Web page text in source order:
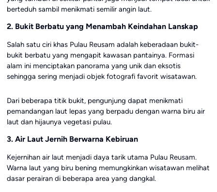
berteduh sambil menikmati semilir angin laut.
2. Bukit Berbatu yang Menambah Keindahan Lanskap
Salah satu ciri khas Pulau Reusam adalah keberadaan bukit-
bukit berbatu yang mengapit kawasan pantainya. Formasi
alam ini menciptakan panorama yang unik dan eksotis
sehingga sering menjadi objek fotografi favorit wisatawan.
Dari beberapa titik bukit, pengunjung dapat menikmati
pemandangan laut lepas yang berpadu dengan warna biru air
laut dan hijaunya vegetasi pulau.
3. Air Laut Jernih Berwarna Kebiruan
Kejernihan air laut menjadi daya tarik utama Pulau Reusam.
Warna laut yang biru bening memungkinkan wisatawan melihat
dasar perairan di beberapa area yang dangkal.